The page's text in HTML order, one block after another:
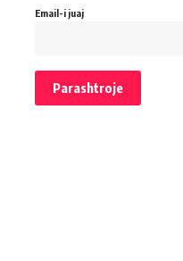
Email-i juaj